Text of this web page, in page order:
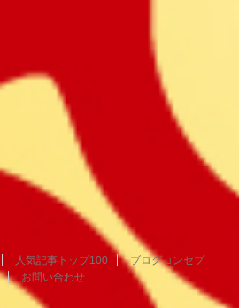
人気記事トップ100
ブログコンセプ
お問い合わせ